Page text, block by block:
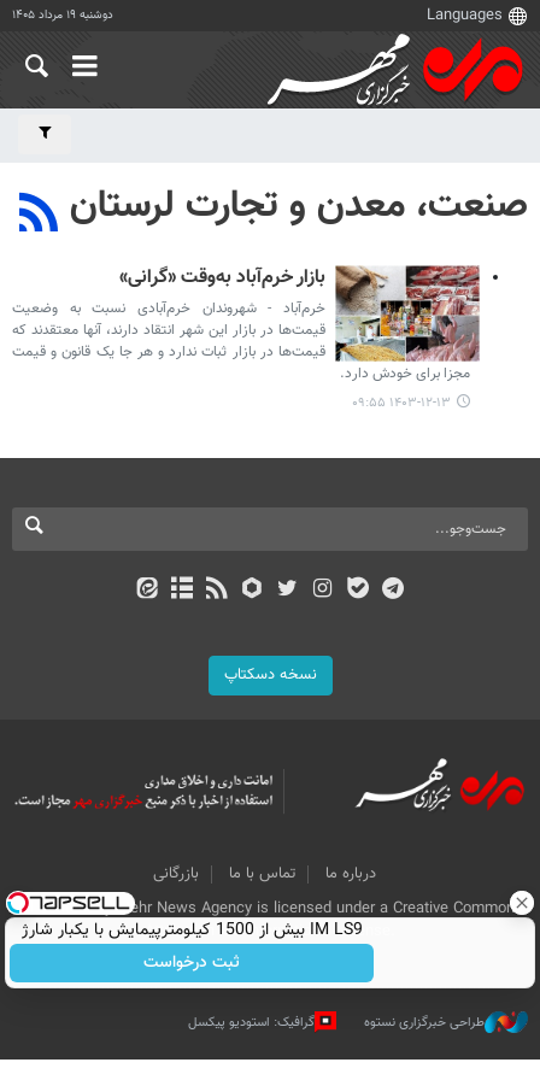
دوشنبه ۱۹ مرداد ۱۴۰۵
صنعت، معدن و تجارت لرستان
بازار خرم‌آباد به‌وقت «گرانی»
خرم‌آباد - شهروندان خرم‌آبادی نسبت به وضعیت
قیمت‌ها در بازار این شهر انتقاد دارند، آنها معتقدند که
قیمت‌ها در بازار ثبات ندارد و هر جا یک قانون و قیمت
مجزا برای خودش دارد.
۱۴۰۳-۱۲-۱۳ ۰۹:۵۵
نسخه دسکتاپ
درباره ما تماس با ما
بازرگانی
All Content by Mehr News Agency is licensed under a Creative Commons
Attribution 4.0 International License.
طراحی خبرگزاری نستوه گرافیک: استودیو پیکسل
IM LS9 بیش از 1500 کیلومترپیمایش با یکبار شارژ
ثبت درخواست